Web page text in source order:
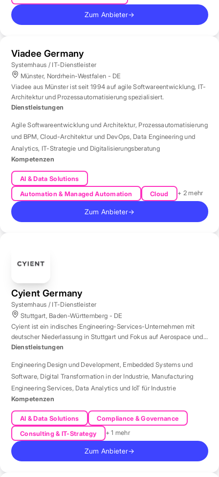
Zum Anbieter→
Viadee Germany
Systemhaus / IT-Dienstleister
Münster, Nordrhein-Westfalen - DE
Viadee aus Münster ist seit 1994 auf agile Softwareentwicklung, IT-
Architektur und Prozessautomatisierung spezialisiert.
Dienstleistungen
Agile Softwareentwicklung und Architektur, Prozessautomatisierung
und BPM,Cloud-Architektur und DevOps, Data Engineering und
Analytics, IT-Strategie und Digitalisierungsberatung
Kompetenzen
AI & Data Solutions
Automation & Managed Automation
Cloud + 2 mehr
Zum Anbieter→
Cyient Germany
Systemhaus / IT-Dienstleister
Stuttgart, Baden-Württemberg - DE
Cyient ist ein indisches Engineering-Services-Unternehmen mit
deutscher Niederlassung in Stuttgart und Fokus auf Aerospace und
Automotive.
Dienstleistungen
Engineering Design und Development, Embedded Systems und
Software, Digital Transformation in der Industrie, Manufacturing
Engineering Services, Data Analytics und IoT für Industrie
Kompetenzen
AI & Data Solutions
Compliance & Governance
Consulting & IT-Strategy
+ 1 mehr
Zum Anbieter→